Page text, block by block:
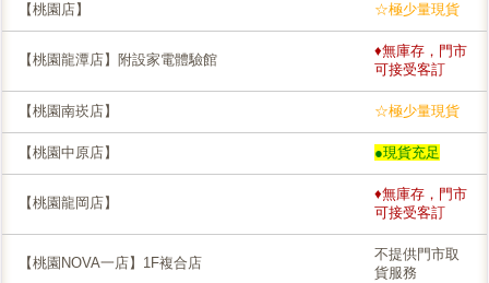
【桃園店】 ☆極少量現貨
【桃園龍潭店】附設家電體驗館
♦無庫存，門市
可接受客訂
【桃園南崁店】 ☆極少量現貨
【桃園中原店】 ●現貨充足
【桃園龍岡店】
♦無庫存，門市
可接受客訂
【桃園NOVA一店】1F複合店
不提供門市取
貨服務